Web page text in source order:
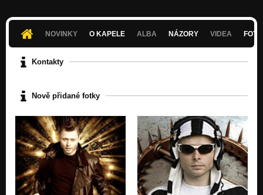
NOVINKY O KAPELE ALBA NÁZORY VIDEA
Kontakty
Nově přidané fotky